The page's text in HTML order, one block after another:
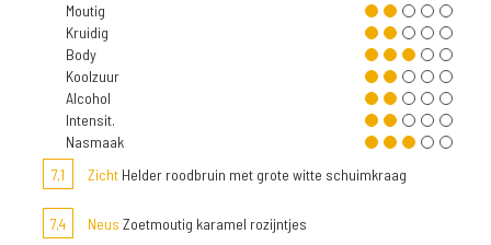
Moutig
Kruidig
Body
Koolzuur
Alcohol
Intensit.
Nasmaak
7,1
Zicht Helder roodbruin met grote witte schuimkraag
7,4 Neus Zoetmoutig karamel rozijntjes